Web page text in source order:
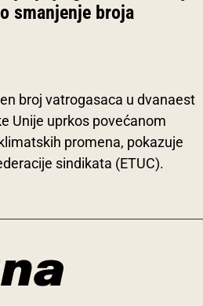
smanjenje broja
broj vatrogasaca u dvanaest
Unije uprkos povećanom
promena, pokazuje
sindikata (ETUC).